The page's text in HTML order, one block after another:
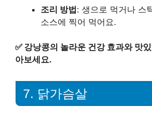
조리 방법: 생으로 먹거나 스
소스에 찍어 먹어요.
✅ 강낭콩의 놀라운 건강 효과와 맛
아보세요.
7. 닭가슴살